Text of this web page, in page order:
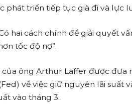
phát triển tiếp tục già đi và lực
hai cách chính để giải quyết
tốc độ nợ”.
ông Arthur Laffer được đưa
về việc giữ nguyên lãi suất
vào tháng 3.